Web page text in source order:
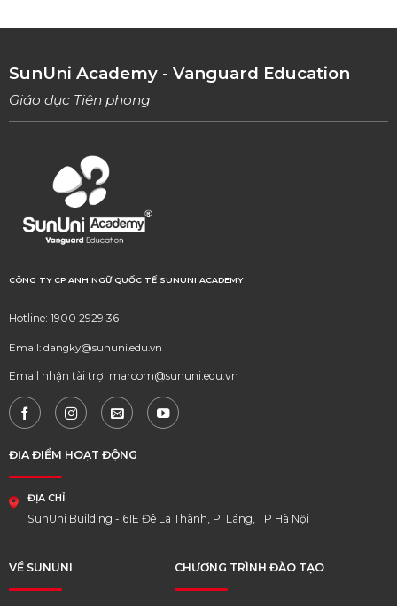
SunUni Academy - Vanguard Education
Giáo dục Tiên phong
CÔNG TY CP ANH NGỮ QUỐC TẾ SUNUNI ACADEMY
Hotline: 1900 2929 36
Email: dangky@sununi.edu.vn
Email nhận tài trợ: marcom@sununi.edu.vn
VỀ SUNUNI
ĐỊA ĐIỂM HOẠT ĐỘNG
ĐỊA CHỈ
SunUni Building - 61E Đê La Thành, P. Láng, TP Hà Nội
CHƯƠNG TRÌNH ĐÀO TẠO